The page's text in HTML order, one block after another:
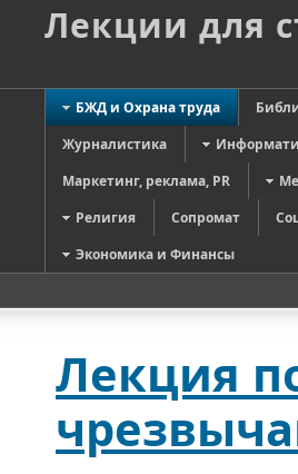
Лекции для
БЖД и Охрана труда
Журналистика
Маркетинг, реклама, PR
Религия
Сопромат
Экономика и Финансы
Лекция